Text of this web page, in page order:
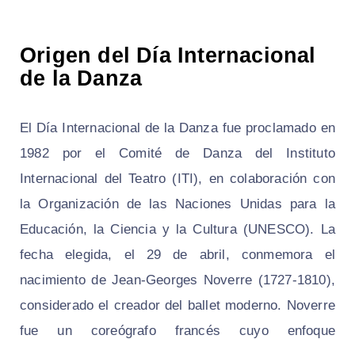
Origen del Día Internacional
de la Danza
El Día Internacional de la Danza fue proclamado en
1982 por el Comité de Danza del Instituto
Internacional del Teatro (ITI), en colaboración con
la Organización de las Naciones Unidas para la
Educación, la Ciencia y la Cultura (UNESCO). La
fecha elegida, el 29 de abril, conmemora el
nacimiento de Jean-Georges Noverre (1727-1810),
considerado el creador del ballet moderno. Noverre
fue un coreógrafo francés cuyo enfoque